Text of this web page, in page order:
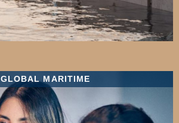
GLOBAL MARITIME